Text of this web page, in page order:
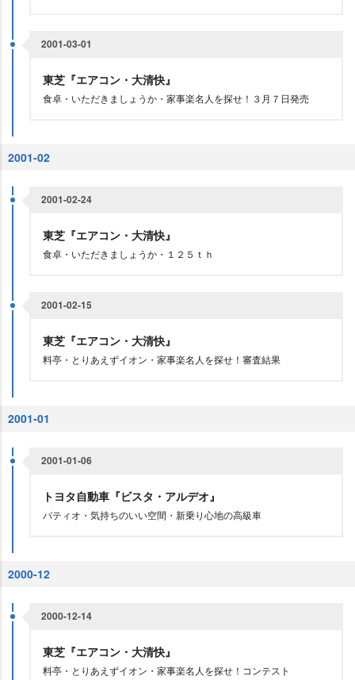
2001-03-01
東芝『エアコン・大清快』
食卓・いただきましょうか・家事楽名人を探せ！３月７日発売
2001-02
2001-02-24
東芝『エアコン・大清快』
食卓・いただきましょうか・１２５ｔｈ
2001-02-15
東芝『エアコン・大清快』
料亭・とりあえずイオン・家事楽名人を探せ！審査結果
2001-01
2001-01-06
トヨタ自動車『ビスタ・アルデオ』
パティオ・気持ちのいい空間・新乗り心地の高級車
2000-12
2000-12-14
東芝『エアコン・大清快』
料亭・とりあえずイオン・家事楽名人を探せ！コンテスト